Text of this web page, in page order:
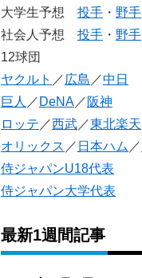
大学生予想 投手 ・ 野手
社会人予想 投手 ・ 野手
12球団
ヤクルト ／ 広島 ／中日
巨人 ／ DeNA ／ 阪神
ロッテ ／西武 ／東北楽天
オリックス ／ 日本ハム ／
侍ジャパンU18代表
侍ジャパン大学代表
最新1週間記事